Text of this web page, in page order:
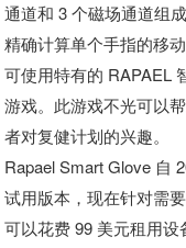
通道和 3 个磁场通道组
精确计算单个手指的移
可使用特有的 RAPAEL
游戏。此游戏不光可以
者对复健计划的兴趣。
Rapael Smart Glove 自
试用版本，现在针对需
可以花费 99 美元租用